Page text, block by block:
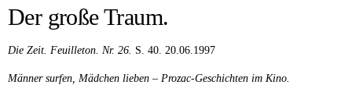
Texte.
Aktuell.
Person.
Der große Traum.
Die Zeit. Feuilleton. Nr. 26. S. 40. 20.06.1997
Männer surfen, Mädchen lieben – Prozac-Geschichten im Kino.